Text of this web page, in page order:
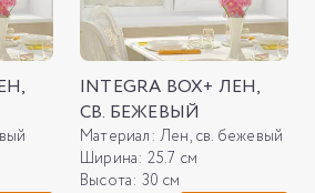
INTEGRA BOX+ ЛЕН,
СВ. БЕЖЕВЫЙ
Материал: Лен, св. бежевый
Ширина: 25.7 см
Высота: 30 см